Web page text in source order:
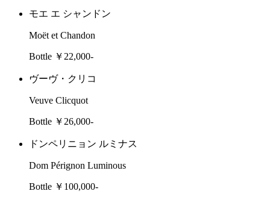
モエ エ シャンドン
Moët et Chandon
Bottle ￥22,000-
ヴーヴ・クリコ
Veuve Clicquot
Bottle ￥26,000-
ドンペリニョン ルミナス
Dom Pérignon Luminous
Bottle ￥100,000-